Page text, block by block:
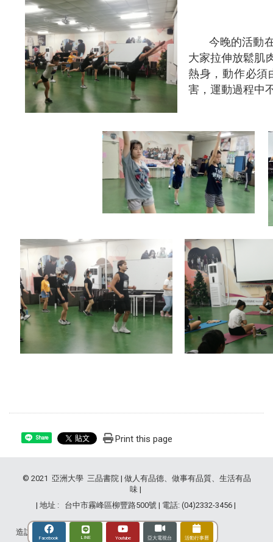
Facebook LINE Youtube 亞大電視台 活動行事曆
今晚的活動
大家拉伸放鬆肌
熱身，動作必須
害，運動過程中
Share Print this page
© 2021 亞洲大學 三品書院 | 做人有品德、做事有品質、生活有品
味 |
| 地址 : 台中市霧峰區柳豐路500號 | 電話: (04)2332-3456 |
造訪人次 : 2837825